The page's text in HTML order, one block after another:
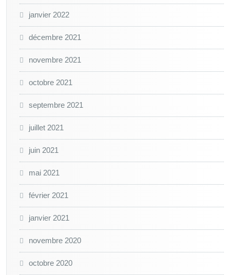
janvier 2022
décembre 2021
novembre 2021
octobre 2021
septembre 2021
juillet 2021
juin 2021
mai 2021
février 2021
janvier 2021
novembre 2020
octobre 2020